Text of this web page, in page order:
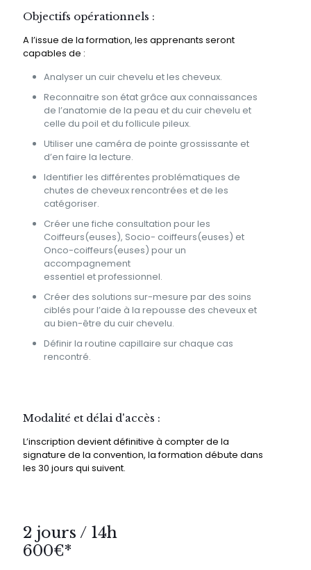
Objectifs opérationnels :
A l’issue de la formation, les apprenants seront
capables de :
Analyser un cuir chevelu et les cheveux.
Reconnaitre son état grâce aux connaissances
de l’anatomie de la peau et du cuir chevelu et
celle du poil et du follicule pileux.
Utiliser une caméra de pointe grossissante et
d’en faire la lecture.
Identifier les différentes problématiques de
chutes de cheveux rencontrées et de les
catégoriser.
Créer une fiche consultation pour les
Coiffeurs(euses), Socio- coiffeurs(euses) et
Onco-coiffeurs(euses) pour un
accompagnement
essentiel et professionnel.
Créer des solutions sur-mesure par des soins
ciblés pour l’aide à la repousse des cheveux et
au bien-être du cuir chevelu.
Définir la routine capillaire sur chaque cas
rencontré.
Modalité et délai d'accès :
L’inscription devient définitive à compter de la
signature de la convention, la formation débute dans
les 30 jours qui suivent.
2 jours / 14h
600€*